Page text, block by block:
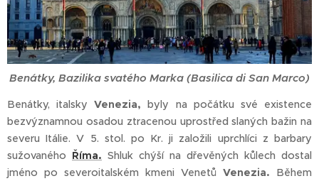
Benátky, Bazilika svatého Marka (Basilica di San Marco)
Benátky, italskyVenezia, byly na počátku své existence
bezvýznamnou osadou ztracenou uprostřed slaných bažin na
severu Itálie. V 5. stol. po Kr. ji založili uprchlíci z barbary
sužovaného Říma. Shluk chýší na dřevěných kůlech dostal
jméno po severoitalském kmeni Venetů Venezia. Během